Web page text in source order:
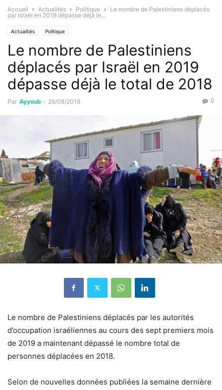
Accueil Actualités Politique
Le nombre de Palestiniens déplacés
par Israël en 2019 dépasse déjà le...
Actualités Politique
Le nombre de Palestiniens
déplacés par Israël en 2019
dépasse déjà le total de 2018
Par Ayyoub - 26/08/2019 0
Le nombre de Palestiniens déplacés par les autorités
d’occupation israéliennes au cours des sept premiers mois
de 2019 a maintenant dépassé le nombre total de
personnes déplacées en 2018.
Selon de nouvelles données publiées la semaine dernière